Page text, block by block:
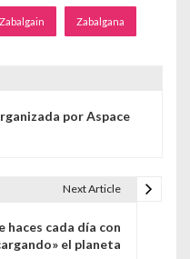
Zabalgain Zabalgana
por Aspace
Next Article
haces cada día con
el planeta